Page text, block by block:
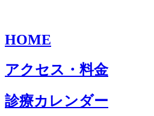
HOME
アクセス・料金
診療カレンダー